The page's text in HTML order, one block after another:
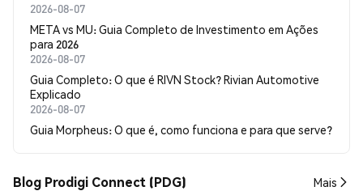
2026-08-07
META vs MU: Guia Completo de Investimento em Ações
para 2026
2026-08-07
Guia Completo: O que é RIVN Stock? Rivian Automotive
Explicado
2026-08-07
Guia Morpheus: O que é, como funciona e para que serve?
Blog Prodigi Connect (PDG) Mais